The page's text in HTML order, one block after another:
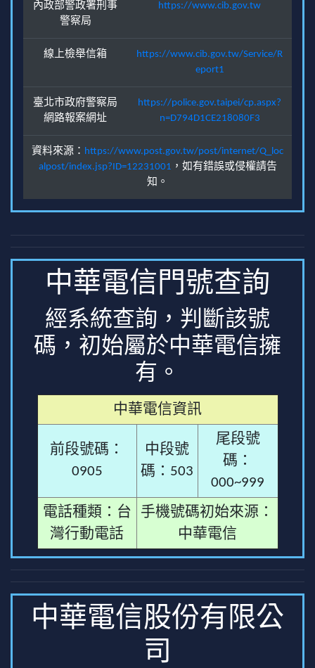
內政部警政署刑事
警察局
https://www.cib.gov.tw
線上檢舉信箱
https://www.cib.gov.tw/Service/R
eport1
臺北市政府警察局
網路報案網址
https://police.gov.taipei/cp.aspx?
n=D794D1CE218080F3
資料來源： https://www.post.gov.tw/post/internet/Q_loc
alpost/index.jsp?ID=12231001 ，如有錯誤或侵權請告
知。
中華電信門號查詢
經系統查詢，判斷該號
碼，初始屬於中華電信擁
有。
中華電信資訊
前段號碼：
0905
中段號
碼：503
尾段號
碼：
000~999
電話種類：台
灣行動電話
手機號碼初始來源：
中華電信
中華電信股份有限公
司